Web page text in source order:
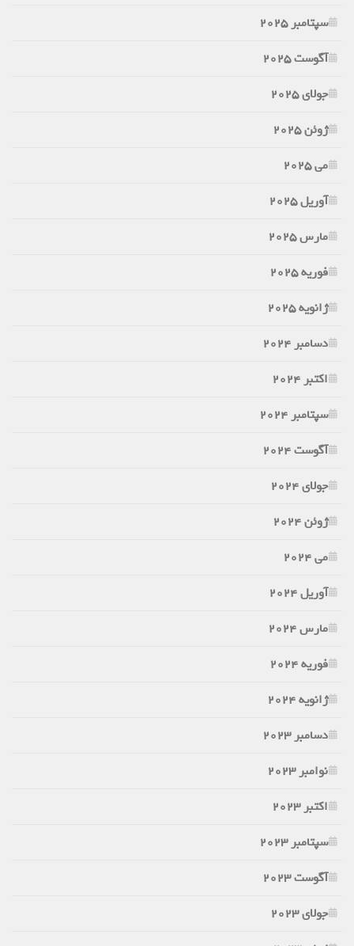
سپتامبر 2025
آگوست 2025
جولای 2025
ژوئن 2025
می 2025
آوریل 2025
مارس 2025
فوریه 2025
ژانویه 2025
دسامبر 2024
اکتبر 2024
سپتامبر 2024
آگوست 2024
جولای 2024
ژوئن 2024
می 2024
آوریل 2024
مارس 2024
فوریه 2024
ژانویه 2024
دسامبر 2023
نوامبر 2023
اکتبر 2023
سپتامبر 2023
آگوست 2023
جولای 2023